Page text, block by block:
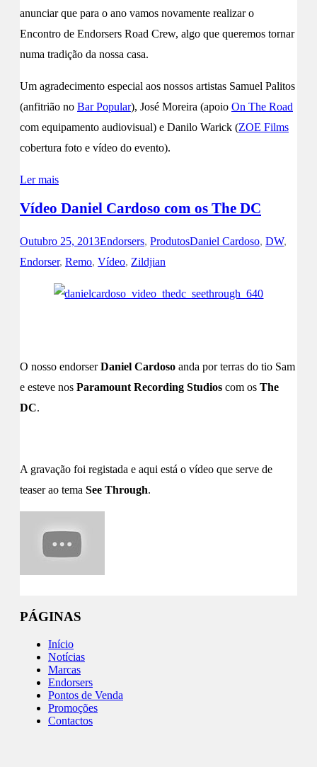
anunciar que para o ano vamos novamente realizar o
Encontro de Endorsers Road Crew, algo que queremos tornar
numa tradição da nossa casa.
Um agradecimento especial aos nossos artistas Samuel Palitos
(anfitrião no Bar Popular), José Moreira (apoio On The Road
com equipamento audiovisual) e Danilo Warick (ZOE Films
cobertura foto e vídeo do evento).
Ler mais
Vídeo Daniel Cardoso com os The DC
Outubro 25, 2013Endorsers, ProdutosDaniel Cardoso, DW,
Endorser, Remo, Vídeo, Zildjian
O nosso endorserDaniel Cardoso anda por terras do tio Sam
e esteve nos Paramount Recording Studios com os The
DC.
A gravação foi registada e aqui está o vídeo que serve de
teaser ao tema See Through.
PÁGINAS
Início
Notícias
Marcas
Endorsers
Pontos de Venda
Promoções
Contactos